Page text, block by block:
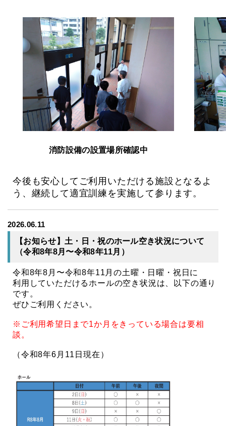
消防設備の設置場所確認中
今後も安心してご利用いただける施設となるよ
う、継続して適宜訓練を実施して参ります。
2026.06.11
【お知らせ】土・日・祝のホール空き状況について
（令和8年8月〜令和8年11月）
令和8年8月〜令和8年11月の土曜・日曜・祝日に
利用していただけるホールの空き状況は、以下の通り
です。
ぜひご利用ください。
※ご利用希望日まで1か月をきっている場合は要相
談。
（令和8年6月11日現在）